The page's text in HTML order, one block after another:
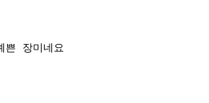
쁜 장미네요